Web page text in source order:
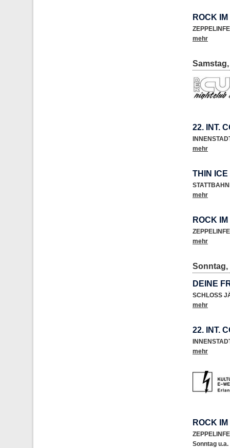
ROCK
mehr
22. INT.
mehr
THIN ICE
mehr
ROCK
mehr
Sonntag,
DEINE
SCHLOSS
mehr
22. INT.
mehr
ROCK
Sonntag